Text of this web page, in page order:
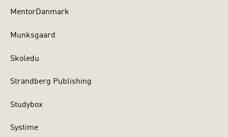
MentorDanmark
Munksgaard
Skoledu
Strandberg Publishing
Studybox
Systime